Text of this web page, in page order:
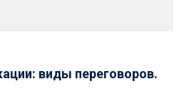
виды переговоров.